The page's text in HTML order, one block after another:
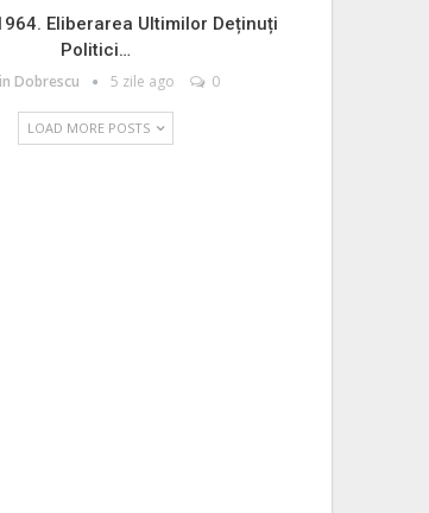
Eliberarea Ultimilor Deținuți
Politici…
Dobrescu 5 zile ago 0
LOAD MORE POSTS